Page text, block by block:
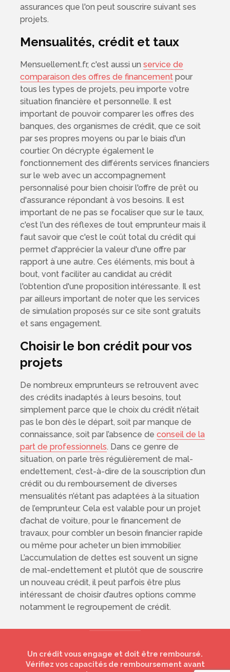
assurances que l'on peut souscrire suivant ses
projets.
Mensualités, crédit et taux
Mensuellement.fr, c'est aussi un service de
comparaison des offres de financement pour
tous les types de projets, peu importe votre
situation financière et personnelle. Il est
important de pouvoir comparer les offres des
banques, des organismes de crédit, que ce soit
par ses propres moyens ou par le biais d'un
courtier. On décrypte également le
fonctionnement des différents services financiers
sur le web avec un accompagnement
personnalisé pour bien choisir l'offre de prêt ou
d'assurance répondant à vos besoins. Il est
important de ne pas se focaliser que sur le taux,
c'est l'un des réflexes de tout emprunteur mais il
faut savoir que c'est le coût total du crédit qui
permet d'apprécier la valeur d'une offre par
rapport à une autre. Ces éléments, mis bout à
bout, vont faciliter au candidat au crédit
l'obtention d'une proposition intéressante. Il est
par ailleurs important de noter que les services
de simulation proposés sur ce site sont gratuits
et sans engagement.
Choisir le bon crédit pour vos
projets
De nombreux emprunteurs se retrouvent avec
des crédits inadaptés à leurs besoins, tout
simplement parce que le choix du crédit n’était
pas le bon dès le départ, soit par manque de
connaissance, soit par l’absence de conseil de la
part de professionnels. Dans ce genre de
situation, on parle très régulièrement de mal-
endettement, c’est-à-dire de la souscription d’un
crédit ou du remboursement de diverses
mensualités n’étant pas adaptées à la situation
de l’emprunteur. Cela est valable pour un projet
d’achat de voiture, pour le financement de
travaux, pour combler un besoin financier rapide
ou même pour acheter un bien immobilier.
L’accumulation de dettes est souvent un signe
de mal-endettement et plutôt que de souscrire
un nouveau crédit, il peut parfois être plus
intéressant de choisir d’autres options comme
notamment le regroupement de crédit.
Un crédit vous engage et doit être remboursé.
Vérifiez vos capacités de remboursement avant